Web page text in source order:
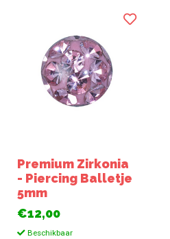
Premium Zirkonia
- Piercing Balletje
5mm
€12,00
Beschikbaar